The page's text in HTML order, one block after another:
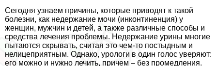
Сегодня узнаем причины, которые приводят к такой
болезни, как недержание мочи (инконтиненция) у
женщин, мужчин и детей, а также различные способы и
средства лечения проблемы. Недержание урины многие
пытаются скрывать, считая это чем-то постыдным и
нелицеприятным. Однако, урологи в один голос уверяют:
его можно и нужно лечить, причем – без промедления.